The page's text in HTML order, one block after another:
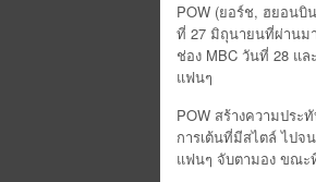
POW (ยอร์ช, ฮยอนบิ
ที่ 27 มิถุนายนที่ผ่านมา
ช่อง MBC วันที่ 28 แ
แฟนๆ
POW สร้างความประ
การเต้นที่มีสไตล์ ไปจ
แฟนๆ จับตามอง ขณะ